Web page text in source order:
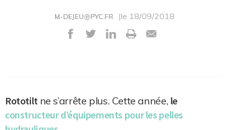
M-DEJEU@PYC.FR |le 18/09/2018
Rototilt ne s’arrête plus. Cette année, le
constructeur d’équipements pour les pelles